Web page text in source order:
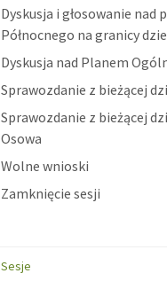
Dyskusja i głosowanie
Północnego na granicy
Dyskusja nad Planem
Sprawozdanie z bieżącej
Sprawozdanie z bieżącej
Osowa
Wolne wnioski
Zamknięcie sesji
Sesje